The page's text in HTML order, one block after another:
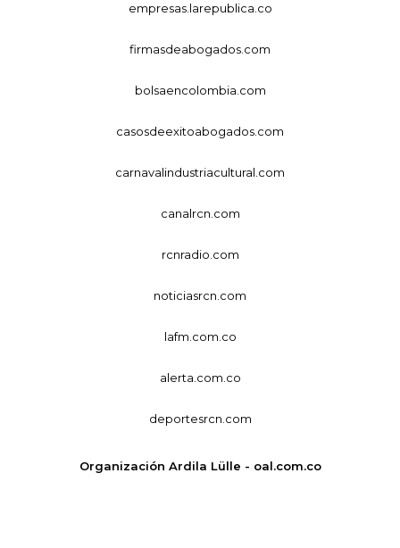
empresas.larepublica.co
firmasdeabogados.com
bolsaencolombia.com
casosdeexitoabogados.com
carnavalindustriacultural.com
canalrcn.com
rcnradio.com
noticiasrcn.com
lafm.com.co
alerta.com.co
deportesrcn.com
Organización Ardila Lülle - oal.com.co